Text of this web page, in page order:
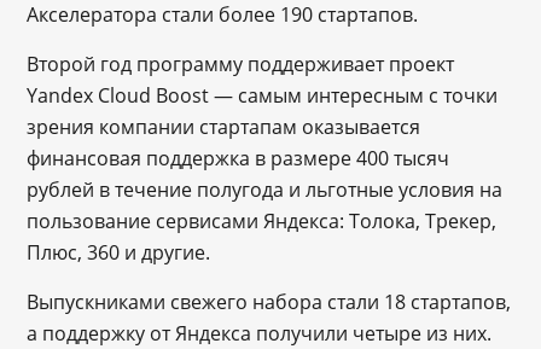
Акселератора стали более 190 стартапов.
Второй год программу поддерживает проект
Yandex Cloud Boost — самым интересным с точки
зрения компании стартапам оказывается
финансовая поддержка в размере 400 тысяч
рублей в течение полугода и льготные условия на
пользование сервисами Яндекса: Толока, Трекер,
Плюс, 360 и другие.
Выпускниками свежего набора стали 18 стартапов,
а поддержку от Яндекса получили четыре из них.